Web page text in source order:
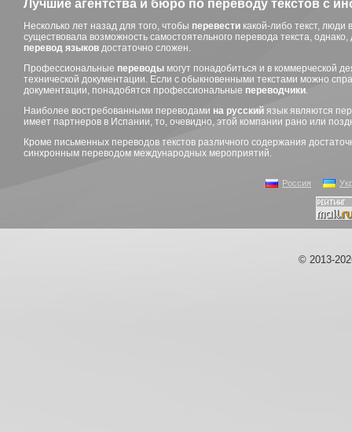
Лучшие агентства и бюро по переводу текстов с
Несколько лет назад для того, чтобы перевести какой-либо текст,
существовала возможность самостоятельного перевода текста,
перевод языков достаточно сложен.
Профессиональные переводы могут понадобиться и в коммерческой
технической документации. Если с обыкновенными текстами можно
документации, понадобятся профессиональные переводчики.
Наиболее востребованными переводами на русский язык являются
имеет партнеров в Испании, то, очевидно, этой компании рано или
Кроме письменных переводов текстов различного содержания
синхронным переводом международных мероприятий.
Россия
© 2013-